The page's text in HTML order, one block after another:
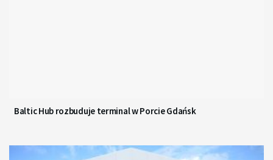
Baltic Hub rozbuduje terminal w Porcie Gdańsk